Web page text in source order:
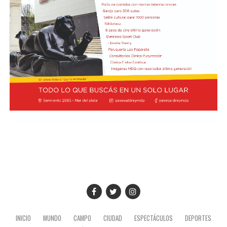
Previamente, Milei participó del acto de juramentación
y toma de mando de la presidenta de Perú, Keiko
Fujimori, realizado en el Congreso de ese país, en el
marco de su visita oficial a Lima.
El presidente viajó acompañado por una comitiva
integrada por el canciller Pablo Quirno y la secretaria
general de la Presidencia, Karina Milei.
INICIO MUNDO CAMPO CIUDAD ESPECTÁCULOS
DEPORTES